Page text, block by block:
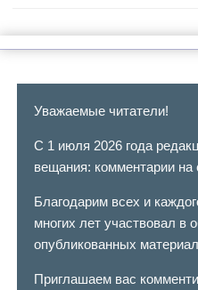
Уважаемые читатели!
С 1 июля 2026 года
вещания: комментарии
Благодарим всех и
многих лет участвовал в
опубликованных
Приглашаем вас